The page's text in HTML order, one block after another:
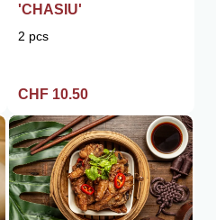
'CHASIU'
2 pcs
CHF 10.50